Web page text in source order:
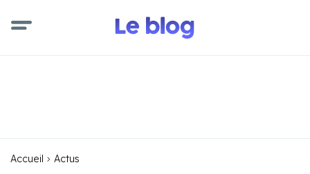
Accueil Actus